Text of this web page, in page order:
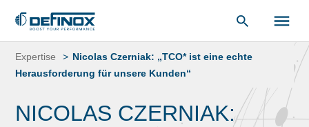
Zum
springen
unsereDokumentenbibliothek
Expertise
Nicolas Czerniak: „TCO* ist eine echte
Herausforderung für unsere Kunden“
NICOLAS CZERNIAK: